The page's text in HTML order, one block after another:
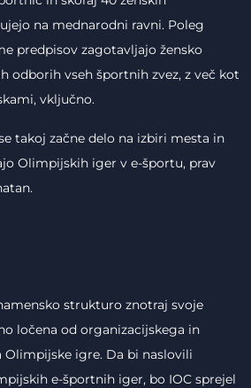
na mednarodni ravni. Poleg
predpisov zagotavljajo žensko
odborih vseh športnih zvez, z več kot
vključno.
takoj začne delo na izbiri mesta in
Olimpijskih iger v e-športu, prav
strukturo znotraj svoje
ločena od organizacijskega in
Olimpijske igre. Da bi naslovili
e-športnih iger, bo IOC sprejel